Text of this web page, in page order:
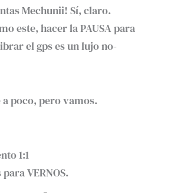
Mechunii! Sí, claro.
este, hacer la PAUSA para
el gps es un lujo no-
poco, pero vamos.
1:1
VERNOS.